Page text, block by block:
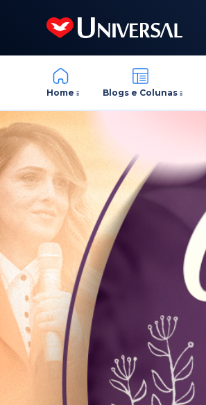
Home Blogs e Colunas